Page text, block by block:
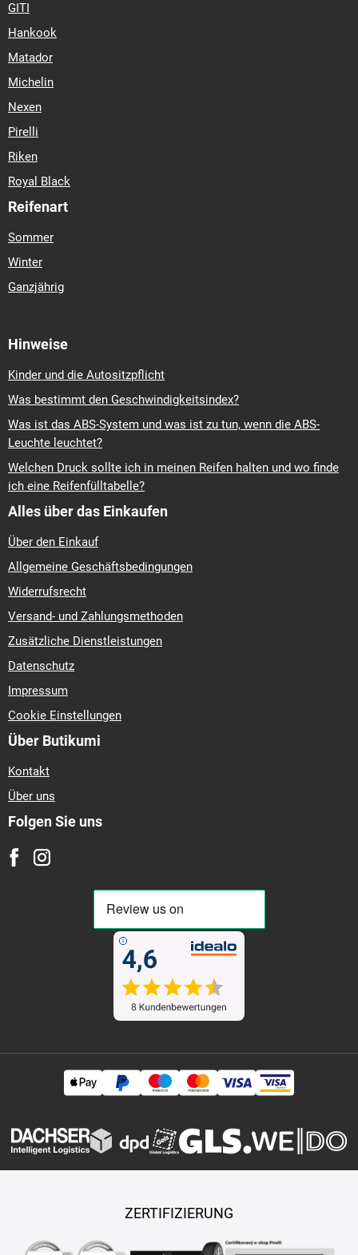
GITI
Hankook
Matador
Michelin
Nexen
Pirelli
Riken
Royal Black
Reifenart
Sommer
Winter
Ganzjährig
Hinweise
Kinder und die Autositzpflicht
Was bestimmt den Geschwindigkeitsindex?
Was ist das ABS-System und was ist zu tun, wenn die ABS-
Leuchte leuchtet?
Welchen Druck sollte ich in meinen Reifen halten und wo finde
ich eine Reifenfülltabelle?
Alles über das Einkaufen
Über den Einkauf
Allgemeine Geschäftsbedingungen
Widerrufsrecht
Versand- und Zahlungsmethoden
Zusätzliche Dienstleistungen
Datenschutz
Impressum
Cookie Einstellungen
Über Butikumi
Kontakt
Über uns
Folgen Sie uns
ZERTIFIZIERUNG